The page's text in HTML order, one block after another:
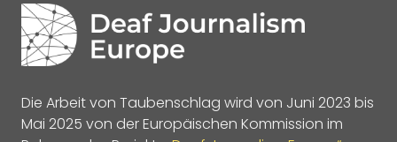
Die Arbeit von Taubenschlag wird von Juni 2023 bis
Mai 2025 von der Europäischen Kommission im